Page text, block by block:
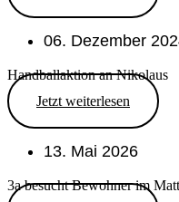
06. Dezember
Handballaktion an Nikolaus
Jetzt weiterlesen
13. Mai 2026
3a besucht Bewohner im